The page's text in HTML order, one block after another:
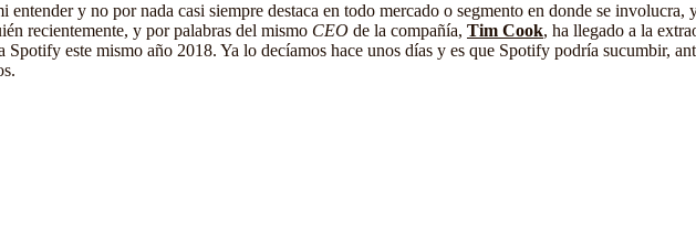
entender y no por nada casi siempre destaca en todo mercado o segmento en donde se involucra,
recientemente, y por palabras del mismo CEO de la compañía, Tim Cook, ha llegado a la
Spotify este mismo año 2018. Ya lo decíamos hace unos días y es que Spotify podría sucumbir,